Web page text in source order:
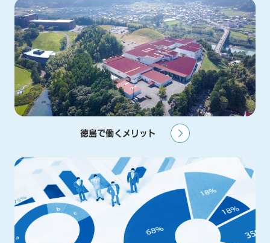
徳島で働くメリット